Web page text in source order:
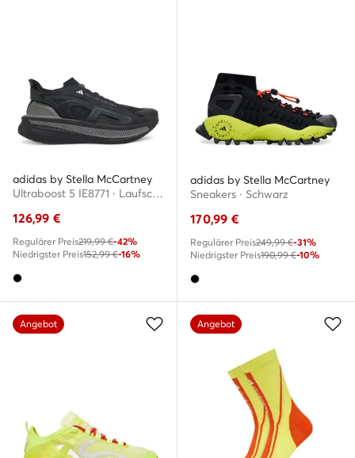
adidas by Stella McCartney
Ultraboost 5 IE8771 · Laufschuhe
126,99 €
Regulärer Preis219,99 €-42%
Niedrigster Preis152,99 €-16%
adidas by Stella McCartney
Sneakers · Schwarz
170,99 €
Regulärer Preis249,99 €-31%
Niedrigster Preis190,99 €-10%
Angebot Angebot